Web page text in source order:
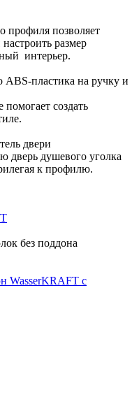
профиля позволяет
размер
интерьер.
ABS-пластика на ручку и
создать
двери
дверь душевого уголка
к профилю.
без поддона
WasserKRAFT с